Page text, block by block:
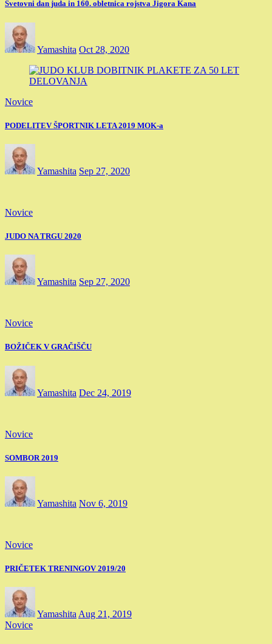
Svetovni dan juda in 160. obletnica rojstva Jigora Kana
Yamashita Oct 28, 2020
Novice
PODELITEV ŠPORTNIK LETA 2019 MOK-a
Yamashita Sep 27, 2020
Novice
JUDO NA TRGU 2020
Yamashita Sep 27, 2020
Novice
BOŽIČEK V GRAČIŠČU
Yamashita Dec 24, 2019
Novice
SOMBOR 2019
Yamashita Nov 6, 2019
Novice
PRIČETEK TRENINGOV 2019/20
Yamashita Aug 21, 2019
Novice